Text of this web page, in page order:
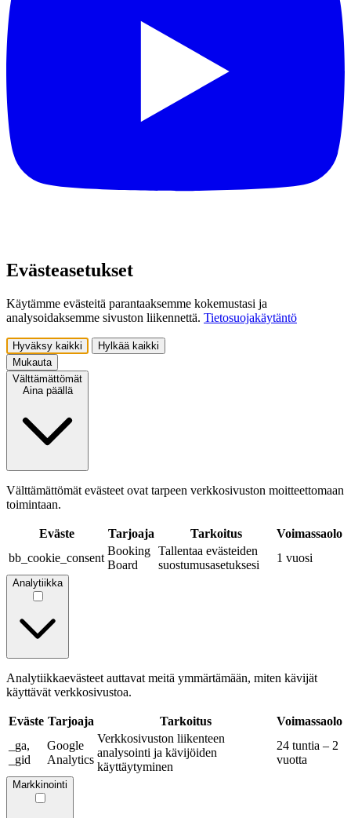
Evästeasetukset
Käytämme evästeitä parantaaksemme kokemustasi ja
analysoidaksemme sivuston liikennettä. Tietosuojakäytäntö
Hyväksy kaikki
Hylkää kaikki
Mukauta
Välttämättömät
Aina päällä
Välttämättömät evästeet ovat tarpeen verkkosivuston moitteettomaan
toimintaan.
Eväste Tarjoaja Tarkoitus
Voimassaolo
bb_cookie_consent
Booking
Board
Tallentaa evästeiden
suostumusasetuksesi
1 vuosi
Analytiikka
Analytiikkaevästeet auttavat meitä ymmärtämään, miten kävijät
käyttävät verkkosivustoa.
Eväste Tarjoaja Tarkoitus
Voimassaolo
_ga,
_gid
Google
Analytics
Verkkosivuston liikenteen
analysointi ja kävijöiden
käyttäytyminen
24 tuntia – 2
vuotta
Markkinointi